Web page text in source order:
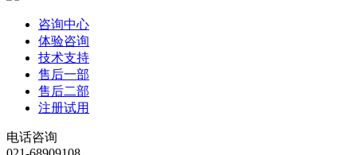
咨询中心
体验咨询
技术支持
售后一部
售后二部
注册试用
电话咨询